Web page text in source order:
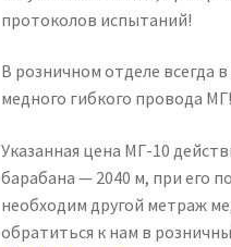
протоколов испытаний!
В розничном отделе всегда
медного гибкого провода МГ!
Указанная цена МГ-10
барабана — 2040 м, при его
необходим другой метраж
обратиться к нам в